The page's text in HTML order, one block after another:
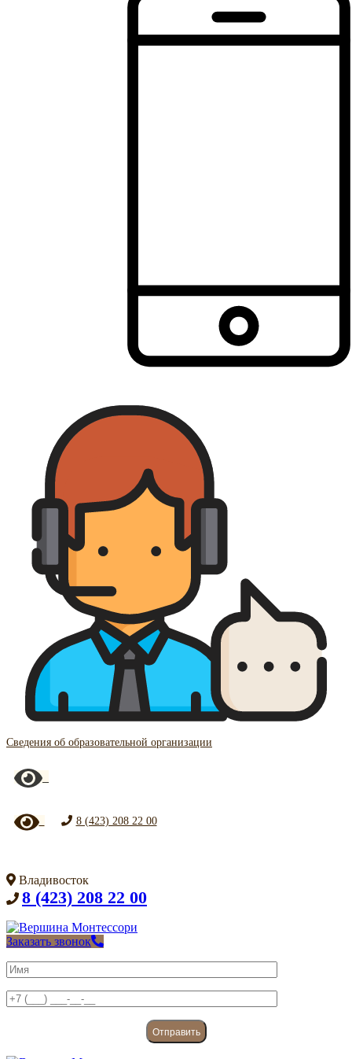
Сведения об образовательной организации
8 (423) 208 22 00
Владивосток
8 (423) 208 22 00
Заказать звонок